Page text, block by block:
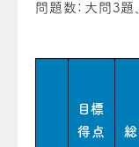
問題数：大問3題
目標
得点